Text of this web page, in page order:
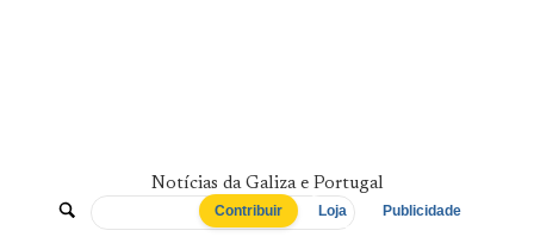
De
Notícias da Galiza e Portugal
Contribuir Loja Publicidade